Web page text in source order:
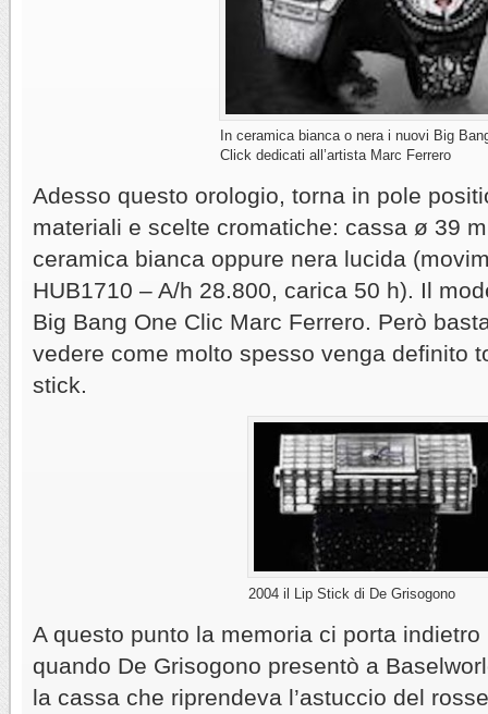
In ceramica bianca o nera i nuovi Big
Click dedicati all’artista Marc Ferrero
Adesso questo orologio, torna in pole
materiali e scelte cromatiche: cassa ø 39
ceramica bianca oppure nera lucida
HUB1710 – A/h 28.800, carica 50 h). Il
Big Bang One Clic Marc Ferrero. Però
vedere come molto spesso venga definito
stick.
2004 il Lip Stick di De Grisogono
A questo punto la memoria ci porta
quando De Grisogono presentò a
la cassa che riprendeva l’astuccio del